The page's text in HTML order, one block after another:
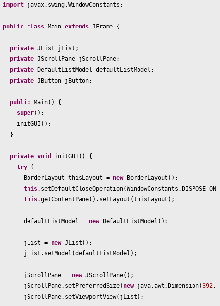
import javax.swing.WindowConstants;
public class Main extends JFrame {
private JList jList;
private JScrollPane jScrollPane;
private
DefaultListModel defaultListModel;
private JButton jButton;
public Main() {
super() ;
initGUI () ;
}
private void initGUI () {
try {
BorderLayout thisLayout = new BorderLayout () ;
this.setDefaultCloseOperation(
this.getContentPane() .setLayout (thisLayout ) ;
defaultListModel = new DefaultListModel () ;
jList = new JList () ;
jList.setModel (defaultListModel ) ;
jScrollPane = new JScrollPane() ;
jScrollPane.setPreferredSize( new java.awt.Dimension(392,
jScrollPane.setViewportView( jList ) ;